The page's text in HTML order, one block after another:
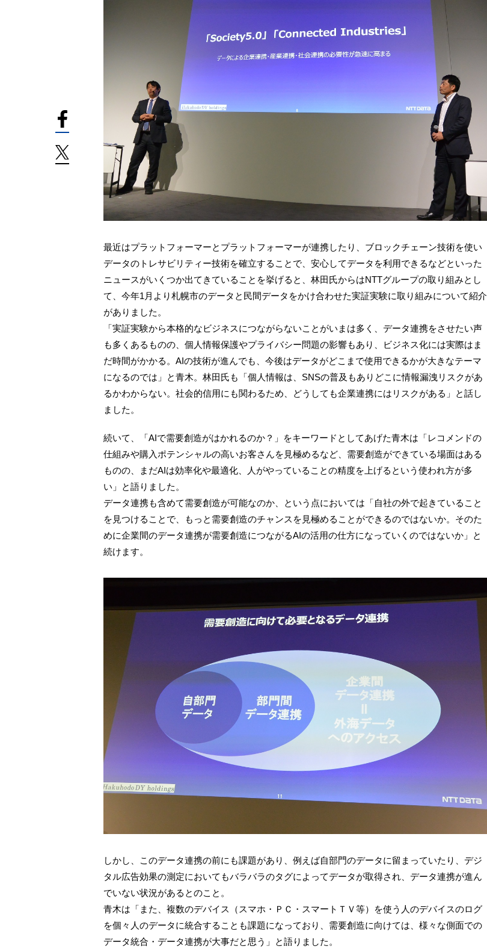
最近はプラットフォーマーとプラットフォーマーが連携したり、ブロックチェーン技術を使い
データのトレサビリティー技術を確立することで、安心してデータを利用できるなどといった
ニュースがいくつか出てきていることを挙げると、林田氏からはNTTグループの取り組みとし
て、今年1月より札幌市のデータと民間データをかけ合わせた実証実験に取り組みについて紹介
がありました。
「実証実験から本格的なビジネスにつながらないことがいまは多く、データ連携をさせたい声
も多くあるものの、個人情報保護やプライバシー問題の影響もあり、ビジネス化には実際はま
だ時間がかかる。AIの技術が進んでも、今後はデータがどこまで使用できるかが大きなテーマ
になるのでは」と青木。林田氏も「個人情報は、SNSの普及もありどこに情報漏洩リスクがあ
るかわからない。社会的信用にも関わるため、どうしても企業連携にはリスクがある」と話し
ました。
続いて、「AIで需要創造がはかれるのか？」をキーワードとしてあげた青木は「レコメンドの
仕組みや購入ポテンシャルの高いお客さんを見極めるなど、需要創造ができている場面はある
ものの、まだAIは効率化や最適化、人がやっていることの精度を上げるという使われ方が多
い」と語りました。
データ連携も含めて需要創造が可能なのか、という点においては「自社の外で起きていること
を見つけることで、もっと需要創造のチャンスを見極めることができるのではないか。そのた
めに企業間のデータ連携が需要創造につながるAIの活用の仕方になっていくのではないか」と
続けます。
しかし、このデータ連携の前にも課題があり、例えば自部門のデータに留まっていたり、デジ
タル広告効果の測定においてもバラバラのタグによってデータが取得され、データ連携が進ん
でいない状況があるとのこと。
青木は「また、複数のデバイス（スマホ・ＰＣ・スマートＴＶ等）を使う人のデバイスのログ
を個々人のデータに統合することも課題になっており、需要創造に向けては、様々な側面での
データ統合・データ連携が大事だと思う」と語りました。